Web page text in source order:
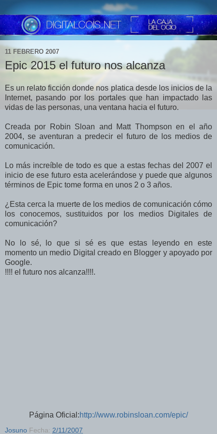
11 FEBRERO 2007
Epic 2015 el futuro nos alcanza
Es un relato ficción donde nos platica desde los inicios de la
Internet, pasando por los portales que han impactado las
vidas de las personas, una ventana hacia el futuro.
Creada por Robin Sloan and Matt Thompson en el año
2004, se aventuran a predecir el futuro de los medios de
comunicación.
Lo más increíble de todo es que a estas fechas del 2007 el
inicio de ese futuro esta acelerándose y puede que algunos
términos de Epic tome forma en unos 2 o 3 años.
¿Esta cerca la muerte de los medios de comunicación cómo
los conocemos, sustituidos por los medios Digitales de
comunicación?
No lo sé, lo que si sé es que estas leyendo en este
momento un medio Digital creado en Blogger y apoyado por
Google.
!!!! el futuro nos alcanza!!!!.
Página Oficial:http://www.robinsloan.com/epic/
Josuno Fecha: 2/11/2007